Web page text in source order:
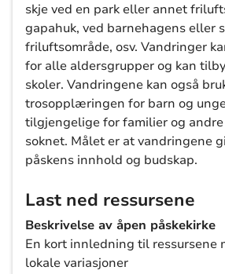
skje ved en park eller annet
gapahuk, ved barnehagens eller
friluftsområde, osv. Vandringer
for alle aldersgrupper og kan
skoler. Vandringene kan også
trosopplæringen for barn og
tilgjengelige for familier og
soknet. Målet er at vandringene
påskens innhold og budskap.
Last ned ressursene
Beskrivelse av åpen påskekirke
En kort innledning til ressursene
lokale variasjoner